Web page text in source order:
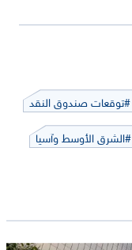
#توقعات صندوق النقد
#الشرق الأوسط وآسيا